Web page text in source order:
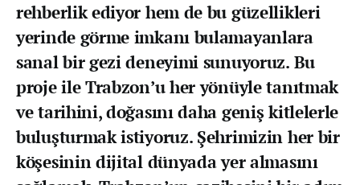
rehberlik ediyor hem de bu güzellikleri
yerinde görme imkanı bulamayanlara
sanal bir gezi deneyimi sunuyoruz. Bu
proje ile Trabzon’u her yönüyle tanıtmak
ve tarihini, doğasını daha geniş kitlelerle
buluşturmak istiyoruz. Şehrimizin her bir
köşesinin dijital dünyada yer almasını